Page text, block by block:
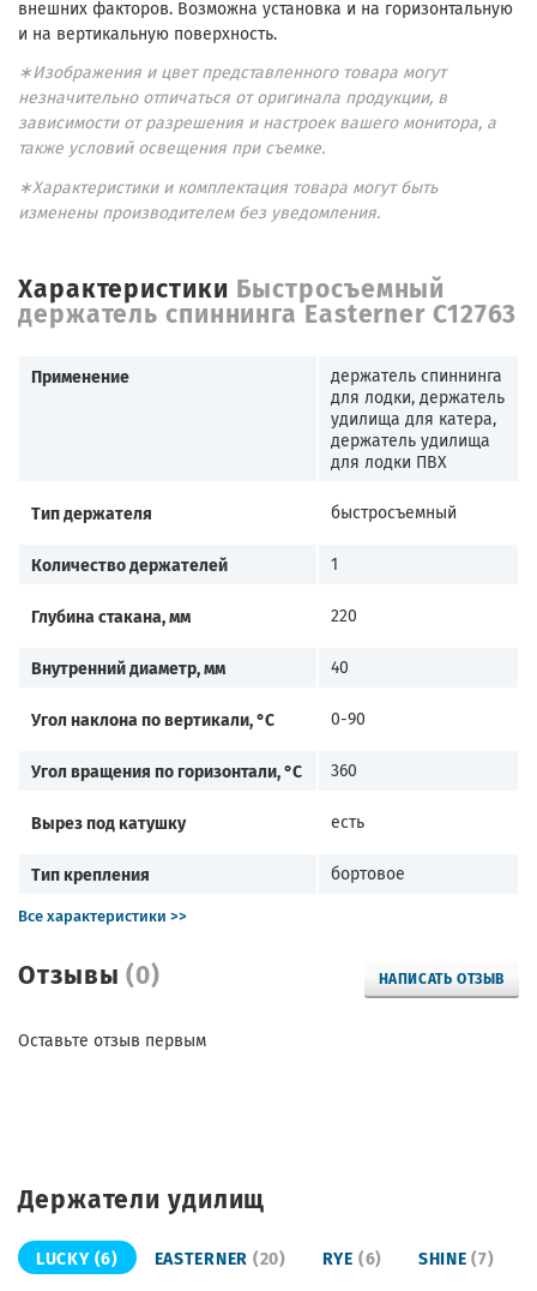
Отзывы(0) НАПИСАТЬ ОТЗЫВ
Оставьте отзыв первым
внешних факторов. Возможна установка и на горизонтальную
и на вертикальную поверхность.
∗Изображения и цвет представленного товара могут
незначительно отличаться от оригинала продукции, в
зависимости от разрешения и настроек вашего монитора, а
также условий освещения при съемке.
∗Характеристики и комплектация товара могут быть
изменены производителем без уведомления.
Характеристики Быстросъемный
держатель спиннинга Easterner C12763
Применение
держатель спиннинга
для лодки, держатель
удилища для катера,
держатель удилища
для лодки ПВХ
Тип держателя быстросъемный
Количество держателей 1
Глубина стакана, мм 220
Внутренний диаметр, мм 40
Угол наклона по вертикали, °С 0-90
Угол вращения по горизонтали, °С 360
Вырез под катушку есть
Тип крепления
бортовое
Все характеристики >>
Держатели удилищ
LUCKY (6) EASTERNER (20) RYE (6) SHINE (7)